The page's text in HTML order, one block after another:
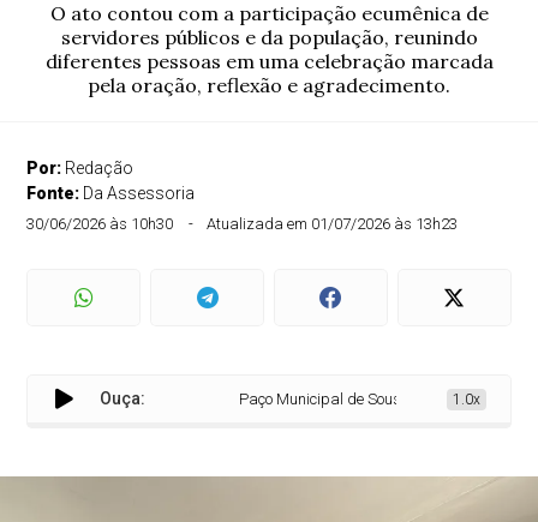
O ato contou com a participação ecumênica de
servidores públicos e da população, reunindo
diferentes pessoas em uma celebração marcada
pela oração, reflexão e agradecimento.
Por: Redação
Fonte: Da Assessoria
30/06/2026 às 10h30 Atualizada em 01/07/2026 às 13h23
Ouça: Paço Municipal de Sousa recebe bênção
1.0x